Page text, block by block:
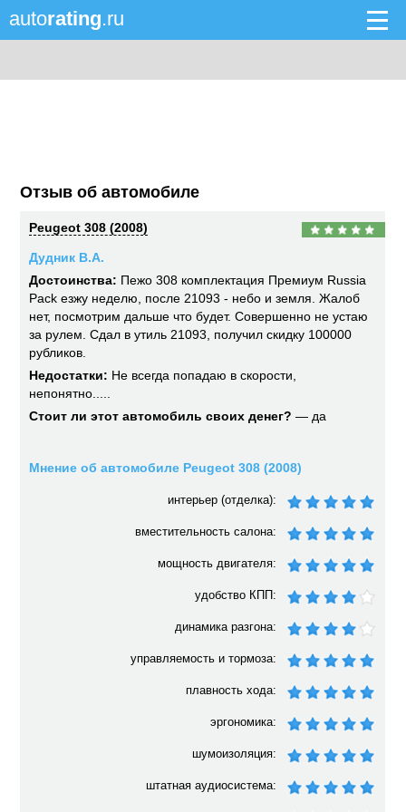
autorating.ru
Отзыв об автомобиле
Peugeot 308 (2008)
Дудник В.А.
Достоинства: Пежо 308 комплектация Премиум Russia
Pack езжу неделю, после 21093 - небо и земля. Жалоб
нет, посмотрим дальше что будет. Совершенно не устаю
за рулем. Сдал в утиль 21093, получил скидку 100000
рубликов.
Недостатки: Не всегда попадаю в скорости,
непонятно.....
Стоит ли этот автомобиль своих денег? — да
Мнение об автомобиле Peugeot 308 (2008)
интерьер (отделка):
вместительность салона:
мощность двигателя:
удобство КПП:
динамика разгона:
управляемость и тормоза:
плавность хода:
эргономика:
шумоизоляция:
штатная аудиосистема: